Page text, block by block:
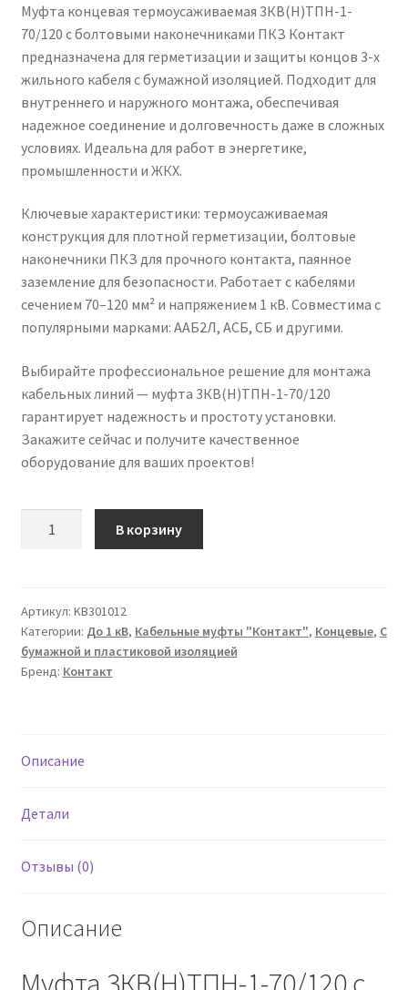
составляла
3,128.00 ₽.
2,659.00 ₽.
Муфта концевая термоусаживаемая 3КВ(Н)ТПН-1-
70/120 с болтовыми наконечниками ПКЗ Контакт
предназначена для герметизации и защиты концов 3-х
жильного кабеля с бумажной изоляцией. Подходит для
внутреннего и наружного монтажа, обеспечивая
надежное соединение и долговечность даже в сложных
условиях. Идеальна для работ в энергетике,
промышленности и ЖКХ.
Ключевые характеристики: термоусаживаемая
конструкция для плотной герметизации, болтовые
наконечники ПКЗ для прочного контакта, паянное
заземление для безопасности. Работает с кабелями
сечением 70–120 мм² и напряжением 1 кВ. Совместима с
популярными марками: ААБ2Л, АСБ, СБ и другими.
Выбирайте профессиональное решение для монтажа
кабельных линий — муфта 3КВ(Н)ТПН-1-70/120
гарантирует надежность и простоту установки.
Закажите сейчас и получите качественное
оборудование для ваших проектов!
3КВ(Н)ТПН-1-
70/120
Контакт
(ПКЗ
В корзину
Артикул: KB301012
Категории: До 1 кВ, Кабельные муфты "Контакт", Концевые, С
бумажной и пластиковой изоляцией
Бренд: Контакт
Описание
Детали
Отзывы (0)
Описание